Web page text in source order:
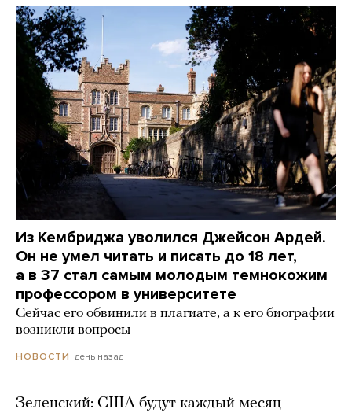
Из Кембриджа уволился Джейсон Ардей.
Он не умел читать и писать до 18 лет,
а в 37 стал самым молодым темнокожим
профессором в университете
Сейчас его обвинили в плагиате, а к его биографии
возникли вопросы
НОВОСТИ день назад
Зеленский: США будут каждый месяц